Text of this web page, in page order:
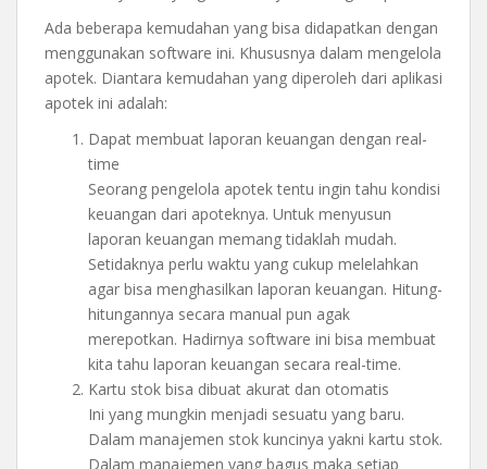
Ada beberapa kemudahan yang bisa didapatkan dengan
menggunakan software ini. Khususnya dalam mengelola
apotek. Diantara kemudahan yang diperoleh dari aplikasi
apotek ini adalah:
Dapat membuat laporan keuangan dengan real-
time
Seorang pengelola apotek tentu ingin tahu kondisi
keuangan dari apoteknya. Untuk menyusun
laporan keuangan memang tidaklah mudah.
Setidaknya perlu waktu yang cukup melelahkan
agar bisa menghasilkan laporan keuangan. Hitung-
hitungannya secara manual pun agak
merepotkan. Hadirnya software ini bisa membuat
kita tahu laporan keuangan secara real-time.
Kartu stok bisa dibuat akurat dan otomatis
Ini yang mungkin menjadi sesuatu yang baru.
Dalam manajemen stok kuncinya yakni kartu stok.
Dalam manajemen yang bagus maka setiap